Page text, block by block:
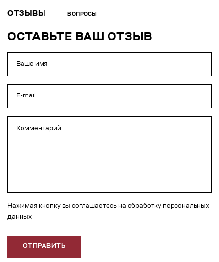
ОТЗЫВЫ ВОПРОСЫ
ОСТАВЬТЕ ВАШ ОТЗЫВ
Нажимая кнопку вы соглашаетесь на обработку персональных
данных
ОТПРАВИТЬ